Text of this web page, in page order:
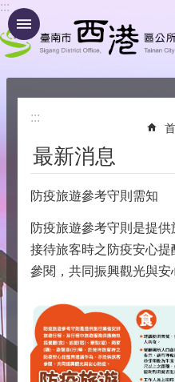
跳到主要內容區塊
:::
:::
最新消息
防疫旅遊參考守則需知
防疫旅遊參考守則是提
接待旅客時之防疫安心
參閱，共同振興觀光與安